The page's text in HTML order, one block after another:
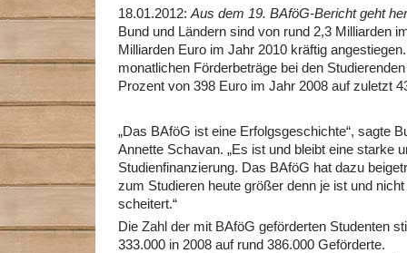
18.01.2012: Aus dem 19. BAföG-Bericht geht
Bund und Ländern sind von rund 2,3 Milliarden
Milliarden Euro im Jahr 2010 kräftig
monatlichen Förderbeträge bei den
Prozent von 398 Euro im Jahr 2008 auf zuletzt
„Das BAföG ist eine Erfolgsgeschichte“, sagte
Annette Schavan. „Es ist und bleibt eine starke
Studienfinanzierung. Das BAföG hat dazu
zum Studieren heute größer denn je ist und
scheitert.“
Die Zahl der mit BAföG geförderten Studenten
333.000 in 2008 auf rund 386.000 Geförderte.